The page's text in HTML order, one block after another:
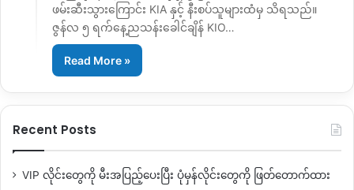
ဖမ်းဆီးသွားကြောင်း KIA နှင့် နီးစပ်သူများထံမှ သိရသည်။
ဇွန်လ ၅ ရက်နေ့ညသန်းခေါင်ချိန် KIO…
Read More »
Recent Posts
VIP လိုင်းတွေကို မီးအပြည့်ပေးပြီး ပုံမှန်လိုင်းတွေကို ဖြတ်တောက်ထား